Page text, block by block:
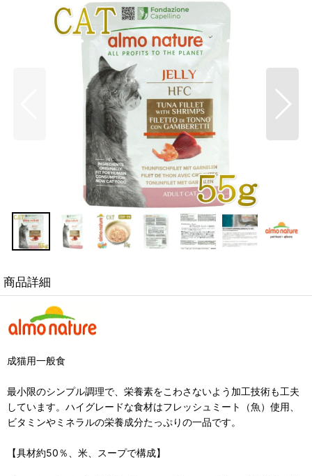
商品詳細
成猫用一般食
最小限のシンプル調理で、栄養素をこわさないよう加工技術も工夫
しています。ハイグレードな食材はフレッシュミート（魚）使用、
ビタミンやミネラルの栄養成分たっぷりの一品です。
【具材約50％、米、スープで構成】